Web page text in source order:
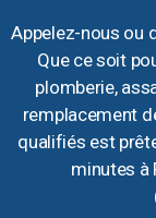
Appelez-nous ou
Que ce soit
plomberie,
remplacement
qualifiés est
minutes à